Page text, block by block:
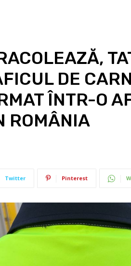
DE
ÎNTR-O
ROMÂNIA
Twitter Pinterest